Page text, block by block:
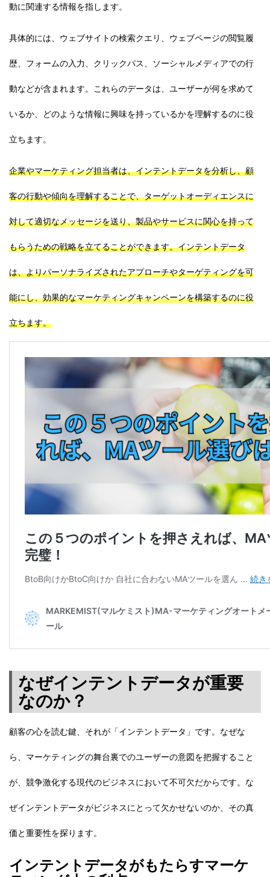
動に関連する情報を指します。
具体的には、ウェブサイトの検索クエリ、ウェブページの閲覧履
歴、フォームの入力、クリックパス、ソーシャルメディアでの行
動などが含まれます。これらのデータは、ユーザーが何を求めて
いるか、どのような情報に興味を持っているかを理解するのに役
立ちます。
企業やマーケティング担当者は、インテントデータを分析し、顧
客の行動や傾向を理解することで、ターゲットオーディエンスに
対して適切なメッセージを送り、製品やサービスに関心を持って
もらうための戦略を立てることができます。インテントデータ
は、よりパーソナライズされたアプローチやターゲティングを可
能にし、効果的なマーケティングキャンペーンを構築するのに役
立ちます。
なぜインテントデータが重要
なのか？
顧客の心を読む鍵、それが「インテントデータ」です。なぜな
ら、マーケティングの舞台裏でのユーザーの意図を把握すること
が、競争激化する現代のビジネスにおいて不可欠だからです。な
ぜインテントデータがビジネスにとって欠かせないのか、その真
価と重要性を探ります。
インテントデータがもたらすマーケ